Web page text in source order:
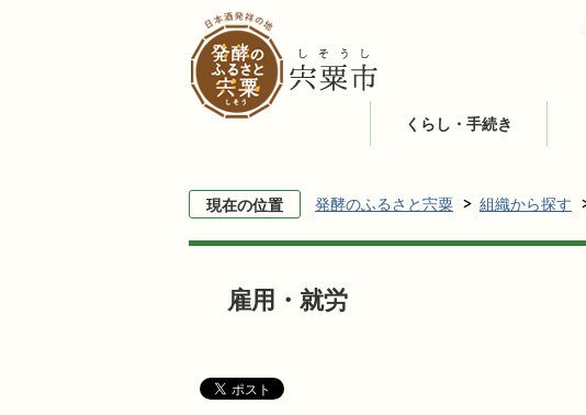
くらし・手続き
現在の位置 発酵のふるさと宍粟 組織から探す
雇用・就労